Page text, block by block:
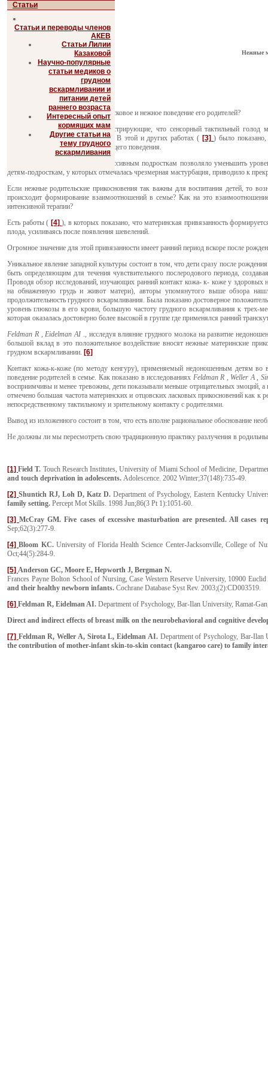
Статьи
Статьи и переводы членов
АКЕВ
Статьи Лилии
Казаковой
Научно-популярные
статьи медиков о
грудном
вскармливании и
питании детей
раннего возраста
Интересный опыт
кормящих мам
Другие статьи на
тему грудного
вскармливания
Нежные
Что может означать для ребенка ласковое и нежное поведение его родителей?
Существуют исследования, демонстрирующие, что сенсорный тактильный
подросткового насилия. ([1][2] )В этой и других работах ( [3]) было показано,
компенсаторного самостимулирующего поведения.
Назначение массажа сильным агрессивным подросткам позволяло уменьшить
детям-подросткам, у которых отмечалась чрезмерная мастурбация, приводило к
Если нежные родительские прикосновения так важны для воспитания детей, то
происходит формирование взаимоотношений в семье? Как на это
интенсивной терапии?
Есть работы ( [4]), в которых показано, что материнская привязанность
плода, усиливаясь после появления шевелений.
Огромное значение для этой привязанности имеет ранний период вскоре после
Уникальное явление западной культуры состоит в том, что дети сразу после
быть определяющим для течения чувствительного послеродового периода,
Проводя обзор исследований, изучающих ранний контакт кожа- к- коже у здоровых
на обнаженную грудь и живот матери), авторы упомянутого выше обзора
продолжительность грудного вскармливания. Была показано достоверное
уровень глюкозы в его крови, большую частоту грудного вскармливания к трех-
которая оказалась достоверно более высокой в группе где применялся ранний
Feldman R ,EidelmanAI ., исследуя влияние грудного молока на развитие
большой вклад в это положительное воздействие вносят нежные материнские
грудном вскармливании. [6]
Контакт кожа-к-коже (по методу кенгуру), применяемый недоношенным детям во
поведение родителей в семье. Как показано в исследованиях FeldmanR , WellerA ,
восприимчивы и менее тревожны, дети показывали меньше отрицательных эмоций,
отмечено большая частота материнских и отцовских ласковых прикосновений как к
непосредственному тактильному и зрительному контакту с родителями.
Вывод из изложенного состоит в том, что есть вполне рациональное обоснование
Не должны ли мы пересмотреть свою традиционную практику разлучения в
[1]Field T. Touch Research Institutes, University of Miami School of Medicine,
and touch deprivation in adolescents. Adolescence. 2002 Winter;37(148):735-49.
[2]Shuntich RJ, Loh D, Katz D.Department of Psychology, Eastern Kentucky
family setting. Percept Mot Skills. 1998 Jun;86(3 Pt 1):1051-60.
[3]McCray GM. Five cases of excessive masturbation are presented. All
Sep;62(3):277-9.
[4]Bloom KC.University of Florida Health Science Center-Jacksonville, College of
Oct;44(5):284-9.
[5] Anderson GC, Moore E, Hepworth J, Bergman N.
Frances Payne Bolton School of Nursing, Case Western Reserve University, 10900
and their healthy newborn infants. Cochrane Database Syst Rev. 2003;(2):CD003519.
[6] Feldman R, Eidelman AI. Department of Psychology, Bar-Ilan University, Ramat-
Direct and indirect effects of breast milk on the neurobehavioral and cognitive
[7] Feldman R, Weller A, Sirota L, Eidelman AI. Department of Psychology, Bar-
the contribution of mother-infant skin-to-skin contact (kangaroo care) to family